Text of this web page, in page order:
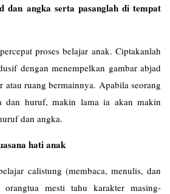
dan angka serta pasanglah di tempat
proses belajar anak. Ciptakanlah
dengan menempelkan gambar abjad
atau ruang bermainnya. Apabila seorang
dan huruf, makin lama ia akan makin
dan angka.
hati anak
calistung (membaca, menulis, dan
mesti tahu karakter masing-